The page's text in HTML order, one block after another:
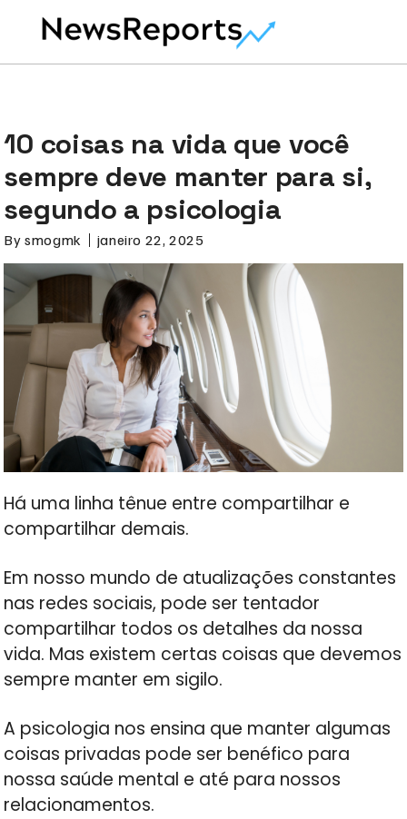
10 coisas na vida que você
sempre deve manter para si,
segundo a psicologia
By smogmk janeiro 22, 2025
Há uma linha tênue entre compartilhar e
compartilhar demais.
Em nosso mundo de atualizações constantes
nas redes sociais, pode ser tentador
compartilhar todos os detalhes da nossa
vida. Mas existem certas coisas que devemos
sempre manter em sigilo.
A psicologia nos ensina que manter algumas
coisas privadas pode ser benéfico para
nossa saúde mental e até para nossos
relacionamentos.